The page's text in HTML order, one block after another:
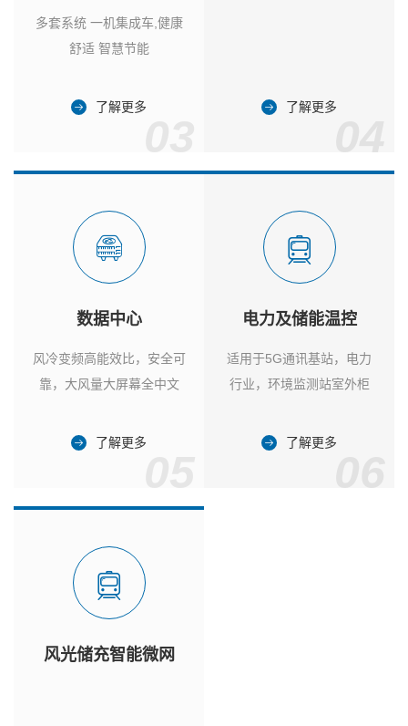
多套系统 一机集成车,健康
舒适 智慧节能
了解更多 了解更多
数据中心
风冷变频高能效比，安全可
靠，大风量大屏幕全中文
了解更多
电力及储能温控
适用于5G通讯基站，电力
行业，环境监测站室外柜
了解更多
风光储充智能微网